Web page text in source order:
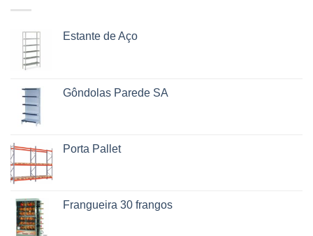
Estante de Aço
Gôndolas Parede SA
Porta Pallet
Frangueira 30 frangos